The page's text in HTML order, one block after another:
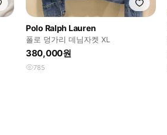
Polo Ralph Lauren
폴로 덩가리 데님자켓 XL
380,000원
785